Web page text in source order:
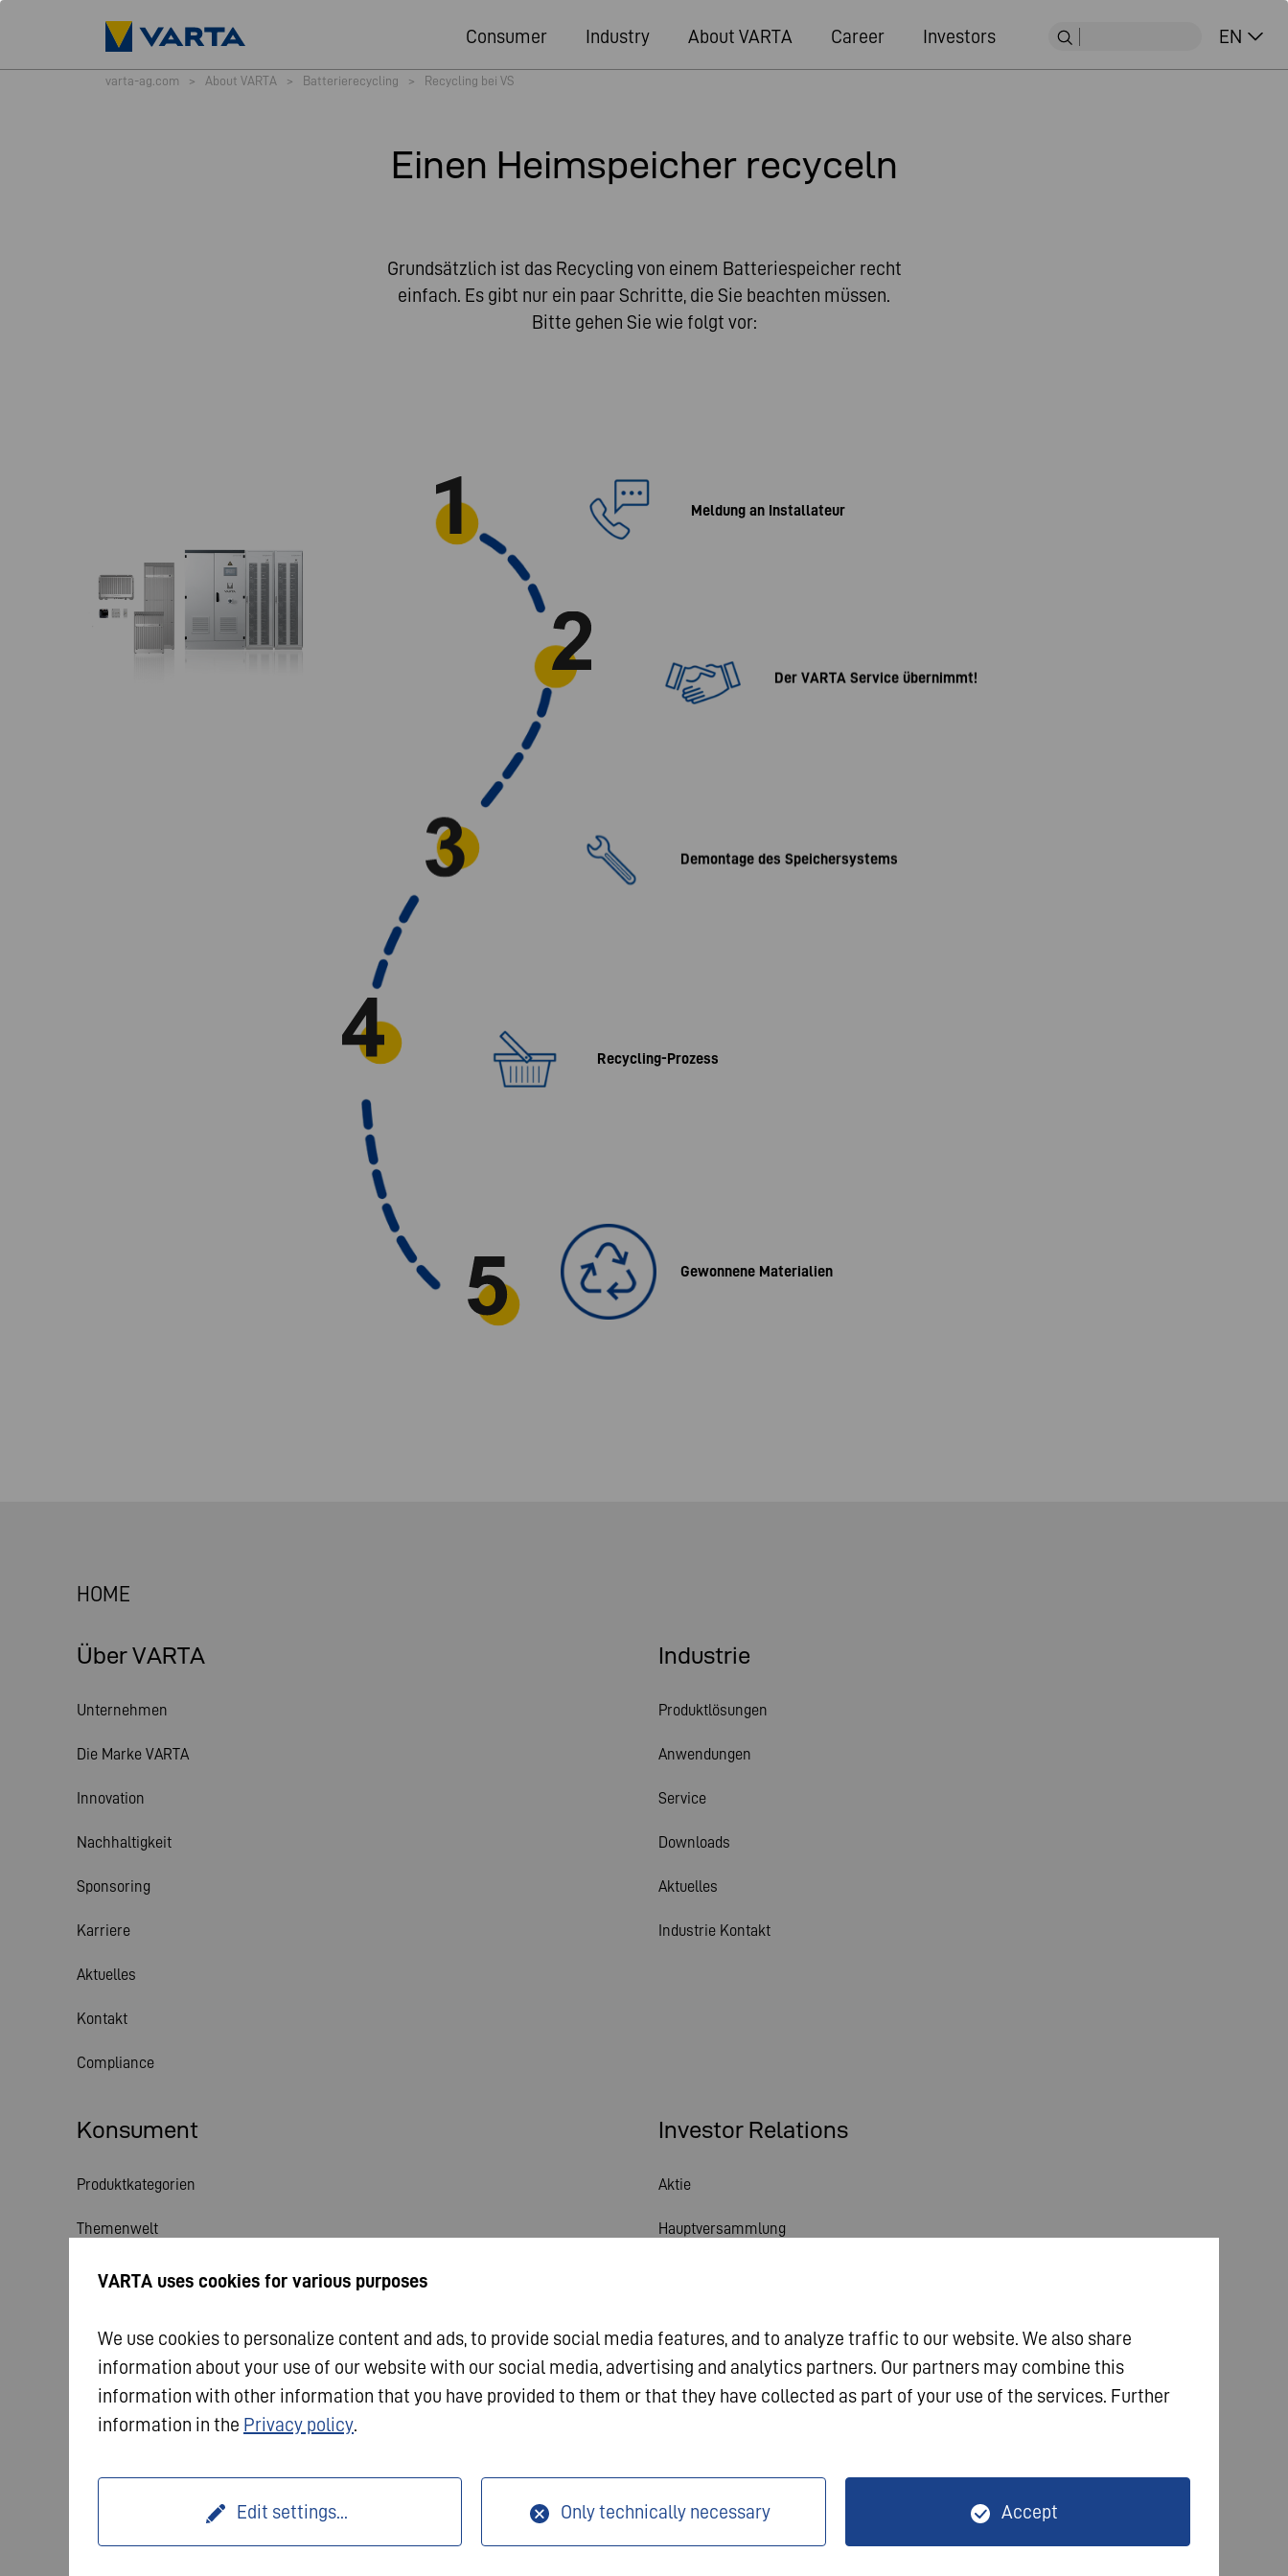
Consumer Industry About VARTA Career Investors EN
varta-ag.com > About VARTA > Batterierecycling > Recycling bei VS
Einen Heimspeicher recyceln
Grundsätzlich ist das Recycling von einem Batteriespeicher recht
einfach. Es gibt nur ein paar Schritte, die Sie beachten müssen.
Bitte gehen Sie wie folgt vor:
Meldung an Installateur
Der VARTA Service übernimmt!
Demontage des Speichersystems
Recycling-Prozess
Gewonnene Materialien
HOME
Über VARTA
Unternehmen
Die Marke VARTA
Innovation
Nachhaltigkeit
Sponsoring
Karriere
Aktuelles
Kontakt
Compliance
Konsument
Produktkategorien
Themenwelt
Service
Industrie
Produktlösungen
Anwendungen
Service
Downloads
Aktuelles
Industrie Kontakt
Investor Relations
Aktie
Hauptversammlung
Investorenkontakt
Corporate Governance
VARTA uses cookies for various purposes
We use cookies to personalize content and ads, to provide social media features, and to analyze traffic to our website. We also share
information about your use of our website with our social media, advertising and analytics partners. Our partners may combine this
information with other information that you have provided to them or that they have collected as part of your use of the services. Further
information in the Privacy policy.
Edit settings... Only technically necessary Accept